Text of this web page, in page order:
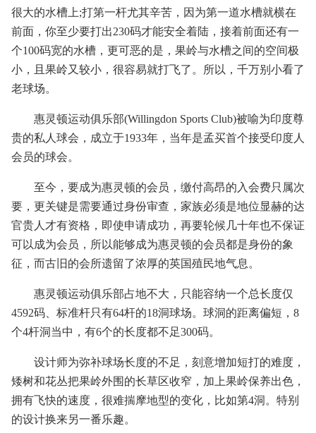
很大的水槽上;打第一杆尤其辛苦，因为第一道水槽就横在
前面，你至少要打出230码才能安全着陆，接着前面还有一
个100码宽的水槽，更可恶的是，果岭与水槽之间的空间极
小，且果岭又较小，很容易就打飞了。所以，千万别小看了
老球场。
惠灵顿运动俱乐部(Willingdon Sports Club)被喻为印度尊
贵的私人球会，成立于1933年，当年是孟买首个接受印度人
会员的球会。
至今，要成为惠灵顿的会员，缴付高昂的入会费只属次
要，更关键是需要通过身份审查，家族必须是地位显赫的达
官贵人才有资格，即使申请成功，再要轮候几十年也不保证
可以成为会员，所以能够成为惠灵顿的会员都是身份的象
征，而古旧的会所遗留了浓厚的英国殖民地气息。
惠灵顿运动俱乐部占地不大，只能容纳一个总长度仅
4592码、标准杆只有64杆的18洞球场。球洞的距离偏短，8
个4杆洞当中，有6个的长度都不足300码。
设计师为弥补球场长度的不足，刻意增加短打的难度，
矮树和花丛把果岭外围的长草区收窄，加上果岭保养出色，
拥有飞快的速度，很难揣摩地型的变化，比如第4洞。特别
的设计换来另一番乐趣。